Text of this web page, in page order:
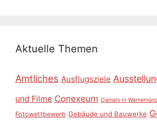
Aktuelle Themen
Amtliches Ausflugsziele
und Filme Conexeum Damals in
Fotowettbewerb Gebäude und Bauwerke